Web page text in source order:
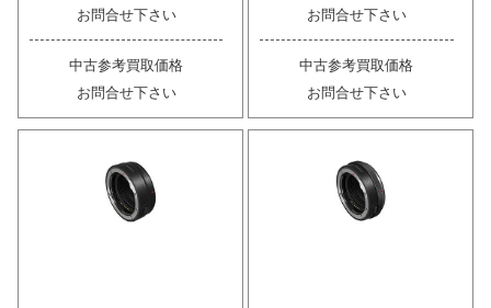
お問合せ下さい
中古参考買取価格
お問合せ下さい
お問合せ下さい
中古参考買取価格
お問合せ下さい